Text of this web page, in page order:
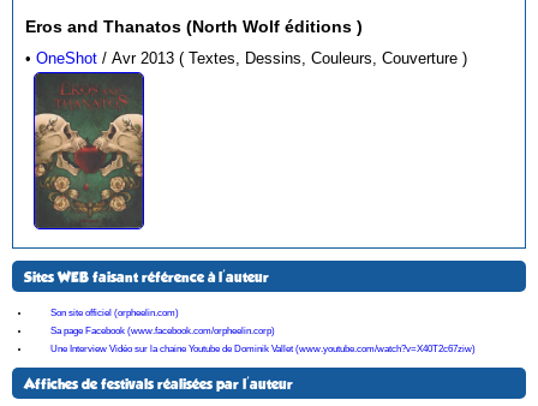
Eros and Thanatos (North Wolf éditions )
•OneShot / Avr 2013 ( Textes, Dessins, Couleurs, Couverture )
Sites WEB faisant référence à l'auteur
Son site officiel (orpheelin.com)
Sa page Facebook (www.facebook.com/orpheelin.corp)
Une Interview Vidéo sur la chaine Youtube de Dominik Vallet (www.youtube.com/watch?v=X40T2c67ziw)
Affiches de festivals réalisées par l'auteur